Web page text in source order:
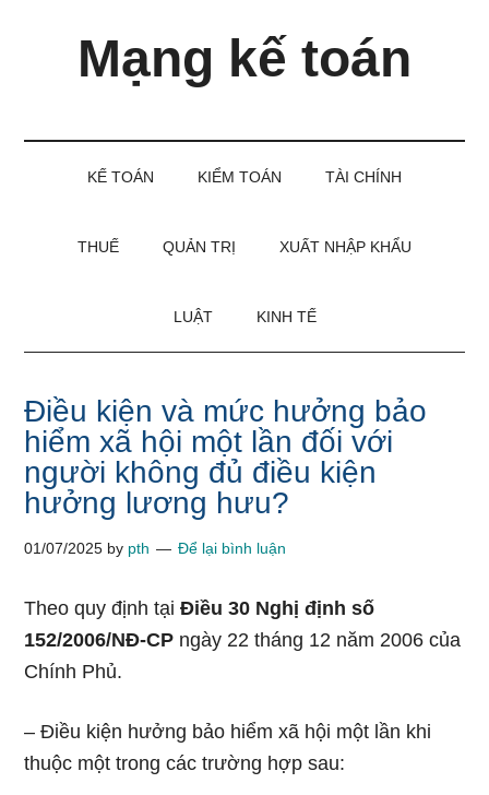
Mạng kế toán
KẾ TOÁN KIỂM TOÁN TÀI CHÍNH
THUẾ QUẢN TRỊ XUẤT NHẬP KHẨU
LUẬT KINH TẾ
Điều kiện và mức hưởng bảo
hiểm xã hội một lần đối với
người không đủ điều kiện
hưởng lương hưu?
01/07/2025 by pth Để lại bình luận
Theo quy định tạiĐiều 30 Nghị định số
152/2006/NĐ-CP ngày 22 tháng 12 năm 2006 của
Chính Phủ.
– Điều kiện hưởng bảo hiểm xã hội một lần khi
thuộc một trong các trường hợp sau: